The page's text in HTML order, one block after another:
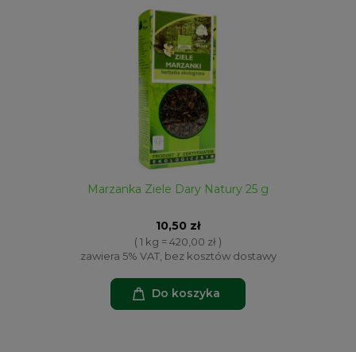
Marzanka Ziele Dary Natury 25 g
10,50 zł
( 1 kg = 420,00 zł )
zawiera 5% VAT, bez kosztów dostawy
Do koszyka